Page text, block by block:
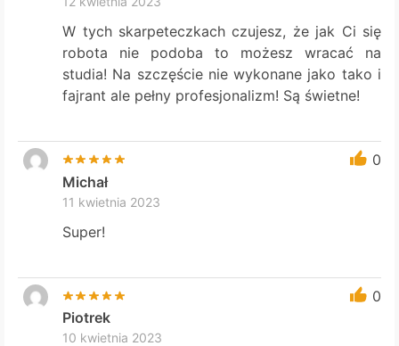
W tych skarpeteczkach czujesz, że jak Ci się
robota nie podoba to możesz wracać na
studia! Na szczęście nie wykonane jako tako i
fajrant ale pełny profesjonalizm! Są świetne!
0
Michał
11 kwietnia 2023
Super!
0
Piotrek
10 kwietnia 2023